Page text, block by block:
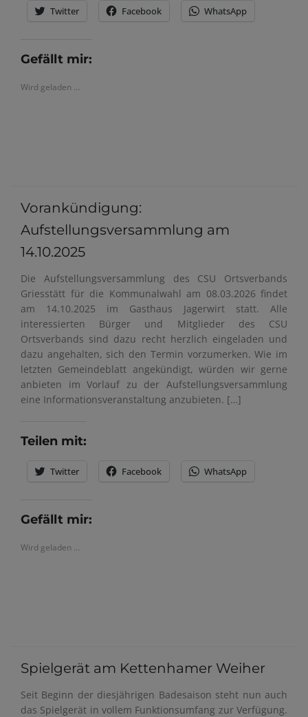
Twitter Facebook WhatsApp
Gefällt mir:
Wird geladen …
Vorankündigung:
Aufstellungsversammlung am
14.10.2025
Die Aufstellungsversammlung des CSU Ortsverbands
Griesstätt für die Kommunalwahl am 08.03.2026 findet
am 14.10.2025 im Gasthaus Jagerwirt statt. Alle
interessierten Bürger und Mitglieder des CSU
Ortsverbands sind dazu recht herzlich eingeladen und
dazu angehalten, sich den Termin vorzumerken. Wie im
letzten Gemeindeblatt angekündigt, würden wir gerne
anbieten im Vorlauf zu der Aufstellungsversammlung
eine Informationsveranstaltung anzubieten. […]
Teilen mit:
Twitter Facebook WhatsApp
Gefällt mir:
Wird geladen …
Spielgerät am Kettenhamer Weiher
Seit Beginn der diesjährigen Badesaison steht nun auch
das Spielgerät in vollem Funktionsumfang zur Verfügung.